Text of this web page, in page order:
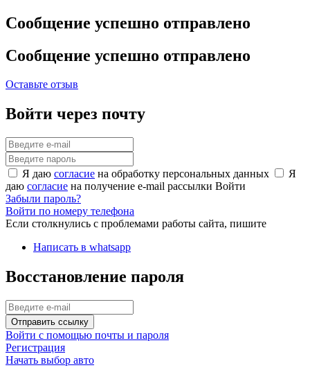
Сообщение успешно отправлено
Сообщение успешно отправлено
Оставьте отзыв
Войти через почту
Я даю согласие на обработку персональных данных
Я
даю согласие на получение e-mail рассылки Войти
Забыли пароль?
Войти по номеру телефона
Если столкнулись с проблемами работы сайта, пишите
Написать в whatsapp
Восстановление пароля
Отправить ссылку
Войти с помощью почты и пароля
Регистрация
Начать выбор авто